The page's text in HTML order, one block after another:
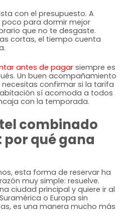
con el presupuesto. A
poco para dormir mejor
que no te desgaste.
cortas, el tiempo cuenta
antes de pagar siempre es
Un buen acompañamiento
confirmar si la tarifa
sí acomoda a todos
con la temporada.
combinado
por qué gana
esta forma de reservar ha
muy simple: resuelve.
ciudad principal y quiere ir al
o Europa sin
es una manera mucho más